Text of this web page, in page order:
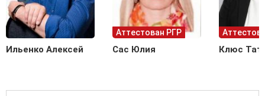
Ильенко Алексей
Аттестован РГР
Сас Юлия Клюс